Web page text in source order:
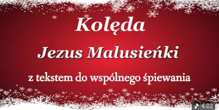
4:02